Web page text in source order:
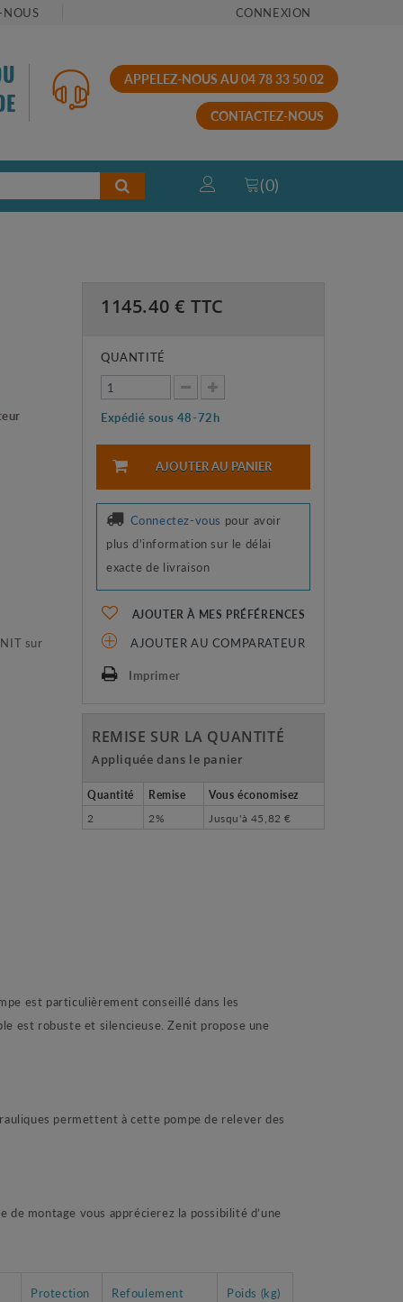
CONNEXION
APPELEZ-NOUS AU 04 78 33 50 02
CONTACTEZ-NOUS
(0)
sur
1145.40 € TTC
QUANTITÉ
Expédié sous 48-72h
AJOUTER AU PANIER
Connectez-vous pour avoir
plus d'information sur le délai
exacte de livraison
AJOUTER À MES PRÉFÉRENCES
AJOUTER AU COMPARATEUR
Imprimer
REMISE SUR LA QUANTITÉ
Appliquée dans le panier
Quantité Remise
Vous économisez
2
2% Jusqu'à 45,82 €
est particulièrement conseillé dans les
est robuste et silencieuse. Zenit propose une
permettent à cette pompe de relever des
de montage vous apprécierez la possibilité d’une
Protection Refoulement Poids (kg)